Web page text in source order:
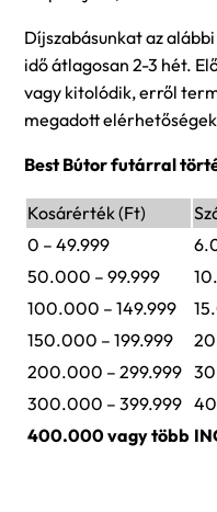
Díjszabásunkat az
idő átlagosan 2-3 hét.
vagy kitolódik, erről
megadott
Best Bútor futárral
Kosárérték (Ft)
0 – 49.999
50.000 – 99.999
100.000 – 149.999
150.000 – 199.999
200.000 – 299.999
300.000 – 399.999
400.000 vagy több